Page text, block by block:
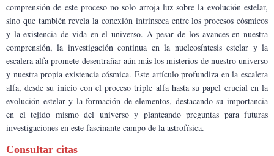
comprensión de este proceso no solo arroja luz sobre la evolución estelar,
sino que también revela la conexión intrínseca entre los procesos cósmicos
y la existencia de vida en el universo. A pesar de los avances en nuestra
comprensión, la investigación continua en la nucleosíntesis estelar y la
escalera alfa promete desentrañar aún más los misterios de nuestro universo
y nuestra propia existencia cósmica. Este artículo profundiza en la escalera
alfa, desde su inicio con el proceso triple alfa hasta su papel crucial en la
evolución estelar y la formación de elementos, destacando su importancia
en el tejido mismo del universo y planteando preguntas para futuras
investigaciones en este fascinante campo de la astrofísica.
Consultar citas